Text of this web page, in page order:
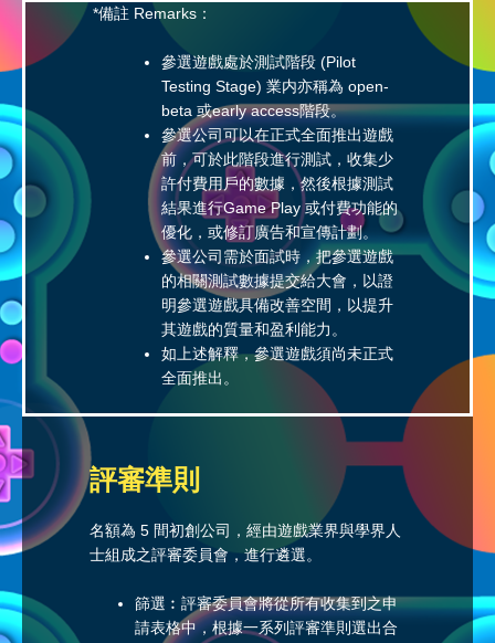
*備註 Remarks：
參選遊戲處於測試階段 (Pilot
Testing Stage) 業内亦稱為 open-
beta 或early access階段。
參選公司可以在正式全面推出遊戲
前，可於此階段進行測試，收集少
許付費用戶的數據，然後根據測試
結果進行Game Play 或付費功能的
優化，或修訂廣告和宣傳計劃。
參選公司需於面試時，把參選遊戲
的相關測試數據提交給大會，以證
明參選遊戲具備改善空間，以提升
其遊戲的質量和盈利能力。
如上述解釋，參選遊戲須尚未正式
全面推出。
評審準則
名額為 5 間初創公司，經由遊戲業界與學界人
士組成之評審委員會，進行遴選。
篩選︰評審委員會將從所有收集到之申
請表格中，根據一系列評審準則選出合